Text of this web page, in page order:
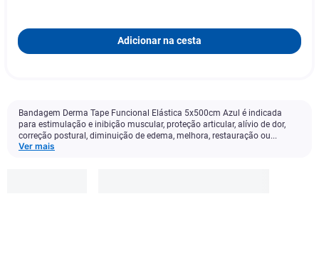
Adicionar na cesta
Bandagem Derma Tape Funcional Elástica 5x500cm Azul é indicada
para estimulação e inibição muscular, proteção articular, alívio de dor,
correção postural, diminuição de edema, melhora, restauração ou...
Ver mais